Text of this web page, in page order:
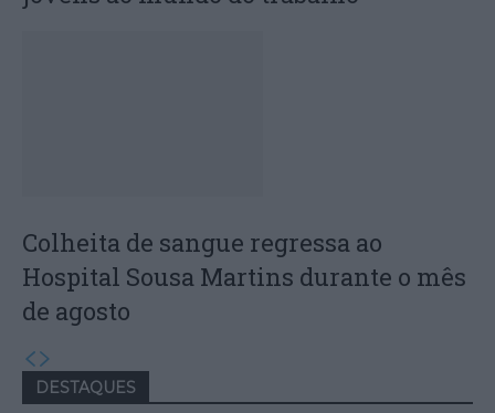
Colheita de sangue regressa ao
Hospital Sousa Martins durante o mês
de agosto
DESTAQUES